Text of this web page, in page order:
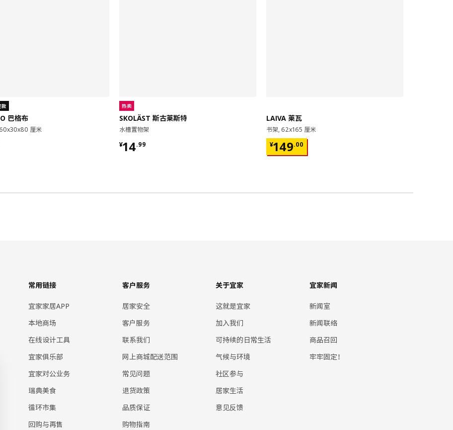
款
巴格布
厘米
热卖
SKOLÄST 斯古莱斯特
水槽置物架
¥14.99
¥ 14.99
LAIVA 莱瓦
书架, 62x165 厘米
¥149.00
¥ 149.00
常用链接
宜家家居APP
本地商场
在线设计工具
宜家俱乐部
宜家对公业务
瑞典美食
循环市集
回购与再售
客户服务
居家安全
客户服务
联系我们
网上商城配送范围
常见问题
退货政策
品质保证
购物指南
关于宜家
这就是宜家
加入我们
可持续的日常生活
气候与环境
社区参与
居家生活
意见反馈
宜家新闻
新闻室
新闻联络
商品召回
牢牢固定！